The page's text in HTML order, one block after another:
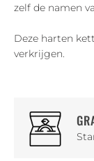
zelf de namen
Deze harten
verkrijgen.